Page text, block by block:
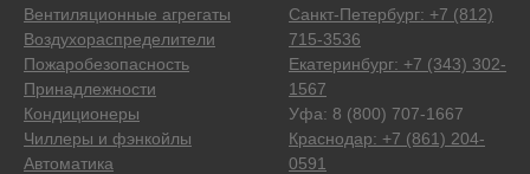
Вентиляционные агрегаты
Воздухораспределители
Пожаробезопасность
Принадлежности
Кондиционеры
Чиллеры и фэнкойлы
Автоматика
Санкт-Петербург: +7 (812)
715-3536
Екатеринбург: +7 (343) 302-
1567
Уфа: 8 (800) 707-1667
Краснодар: +7 (861) 204-
0591